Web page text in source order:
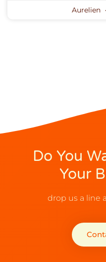
Aurelien
Do You
Your
drop us a line